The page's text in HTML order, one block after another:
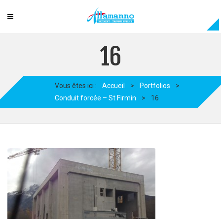
16
Vous êtes ici : Accueil > Portfolios
>
Conduit forcée – St Firmin
> 16